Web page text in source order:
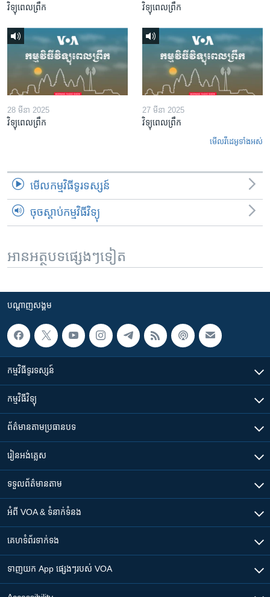
វិទ្យុពេលព្រឹក វិទ្យុពេលព្រឹក
28 មីនា 2025
វិទ្យុពេលព្រឹក
27 មីនា 2025
វិទ្យុពេលព្រឹក
មើល​វីដេអូ​ទាំង​អស់
មើល​កម្មវិធី​ទូរទស្សន៍
ចុចស្តាប់កម្មវិធីវិទ្យុ
អានអត្ថបទផ្សេងៗទៀត
បណ្តាញ​សង្គម
កម្មវិធី​ទូរទស្សន៍
កម្មវិធី​វិទ្យុ
ព័ត៌មាន​តាមប្រធានបទ​
រៀន​​អង់គ្លេស
ទទួល​ព័ត៌មាន​តាម
អំពី​ VOA & ទំនាក់ទំនង
គេហទំព័រ​​ទាក់ទង
ទាញយក​ App ផ្សេងៗ​របស់​ VOA